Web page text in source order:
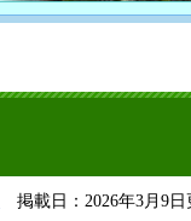
掲載日：2026年3月9